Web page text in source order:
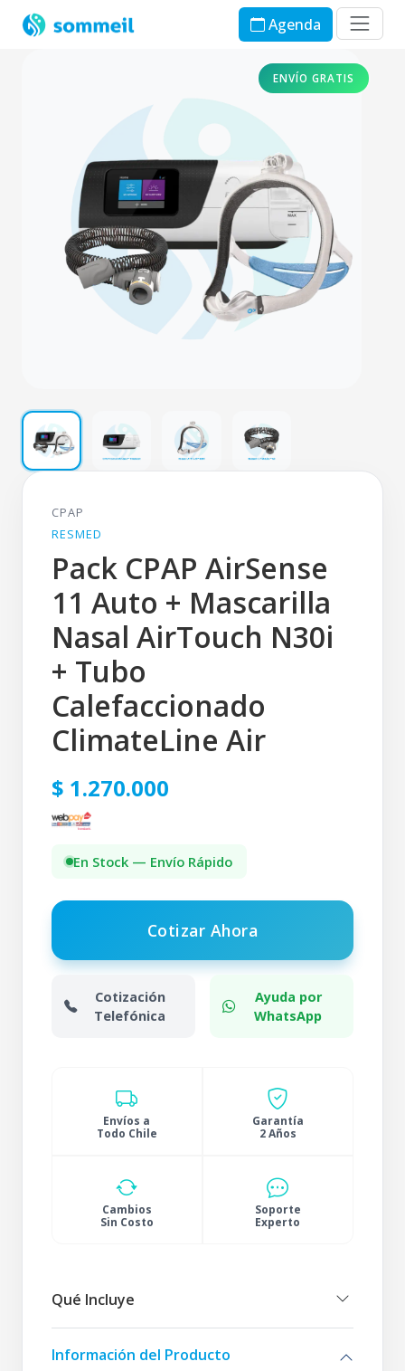
Agenda
ENVÍO GRATIS
CPAP
RESMED
Pack CPAP AirSense
11 Auto + Mascarilla
Nasal AirTouch N30i
+ Tubo
Calefaccionado
ClimateLine Air
$ 1.270.000
En Stock — Envío Rápido
Cotizar Ahora
Cotización
Telefónica
Ayuda por
WhatsApp
Envíos a
Todo Chile
Garantía
2 Años
Cambios
Sin Costo
Soporte
Experto
Qué Incluye
Información del Producto